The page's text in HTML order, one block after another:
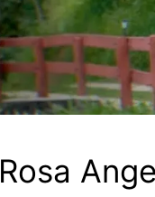
Rosa